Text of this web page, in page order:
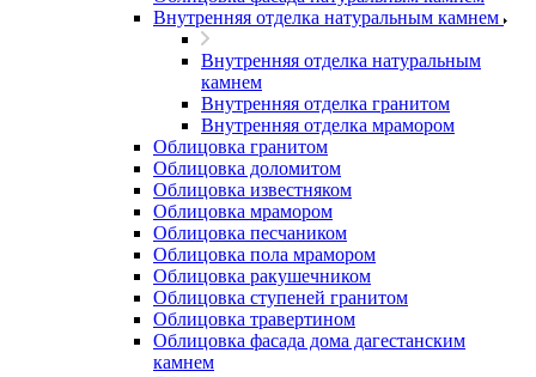
Внутренняя отделка натуральным камнем
Внутренняя отделка натуральным
камнем
Внутренняя отделка гранитом
Внутренняя отделка мрамором
Облицовка гранитом
Облицовка доломитом
Облицовка известняком
Облицовка мрамором
Облицовка песчаником
Облицовка пола мрамором
Облицовка ракушечником
Облицовка ступеней гранитом
Облицовка травертином
Облицовка фасада дома дагестанским
камнем